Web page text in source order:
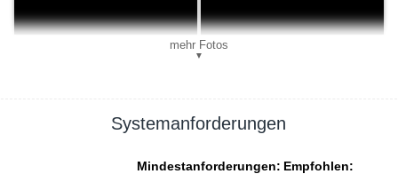
mehr Fotos
▼
Systemanforderungen
Mindestanforderungen: Empfohlen: